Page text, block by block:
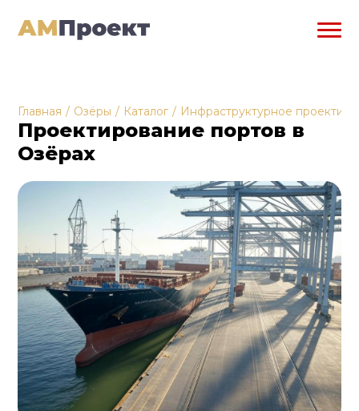
Главная / Озёры / Каталог / Инфраструктурное
Проектирование портов в
Озёрах